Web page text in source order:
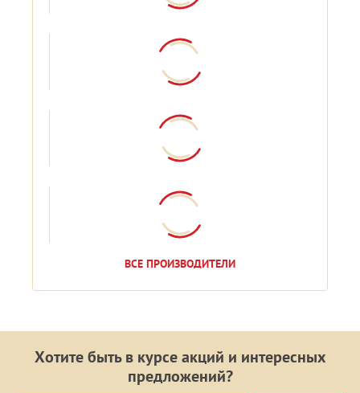
ВСЕ ПРОИЗВОДИТЕЛИ
Хотите быть в курсе акций и интересных
предложений?